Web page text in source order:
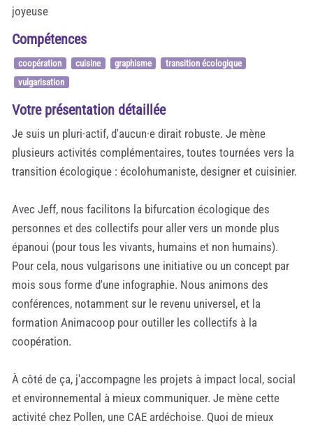
joyeuse
Compétences
coopération cuisine graphisme
transition écologique
vulgarisation
Votre présentation détaillée
Je suis un pluri-actif, d'aucun·e dirait robuste. Je mène
plusieurs activités complémentaires, toutes tournées vers la
transition écologique : écolohumaniste, designer et cuisinier.
Avec Jeff, nous facilitons la bifurcation écologique des
personnes et des collectifs pour aller vers un monde plus
épanoui (pour tous les vivants, humains et non humains).
Pour cela, nous vulgarisons une initiative ou un concept par
mois sous forme d'une infographie. Nous animons des
conférences, notamment sur le revenu universel, et la
formation Animacoop pour outiller les collectifs à la
coopération.
À côté de ça, j'accompagne les projets à impact local, social
et environnemental à mieux communiquer. Je mène cette
activité chez Pollen, une CAE ardéchoise. Quoi de mieux